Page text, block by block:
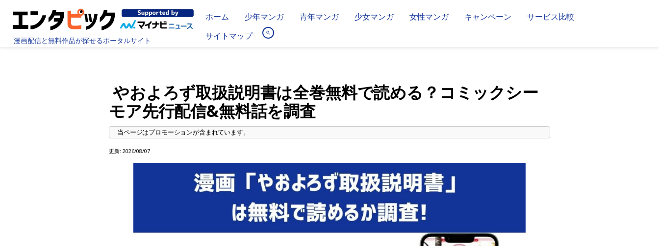
漫画配信と無料作品が探せるポータルサイト
ホーム 少年マンガ 青年マンガ 少女マンガ 女性マンガ キャンペーン
サービス比較
サイトマップ
やおよろず取扱説明書は全巻無料で読める？コミックシー
モア先行配信&無料話を調査
更新: 2026/08/07